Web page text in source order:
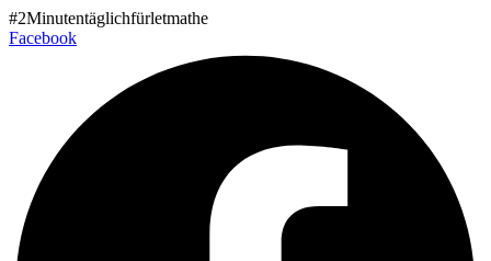
Zum
Inhalt
#2Minutentäglichfürletmathe
Facebook